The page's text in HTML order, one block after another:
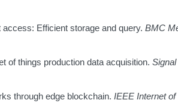
Efficient storage and query. BMC
of things production data acquisition.
through edge blockchain. IEEE Internet